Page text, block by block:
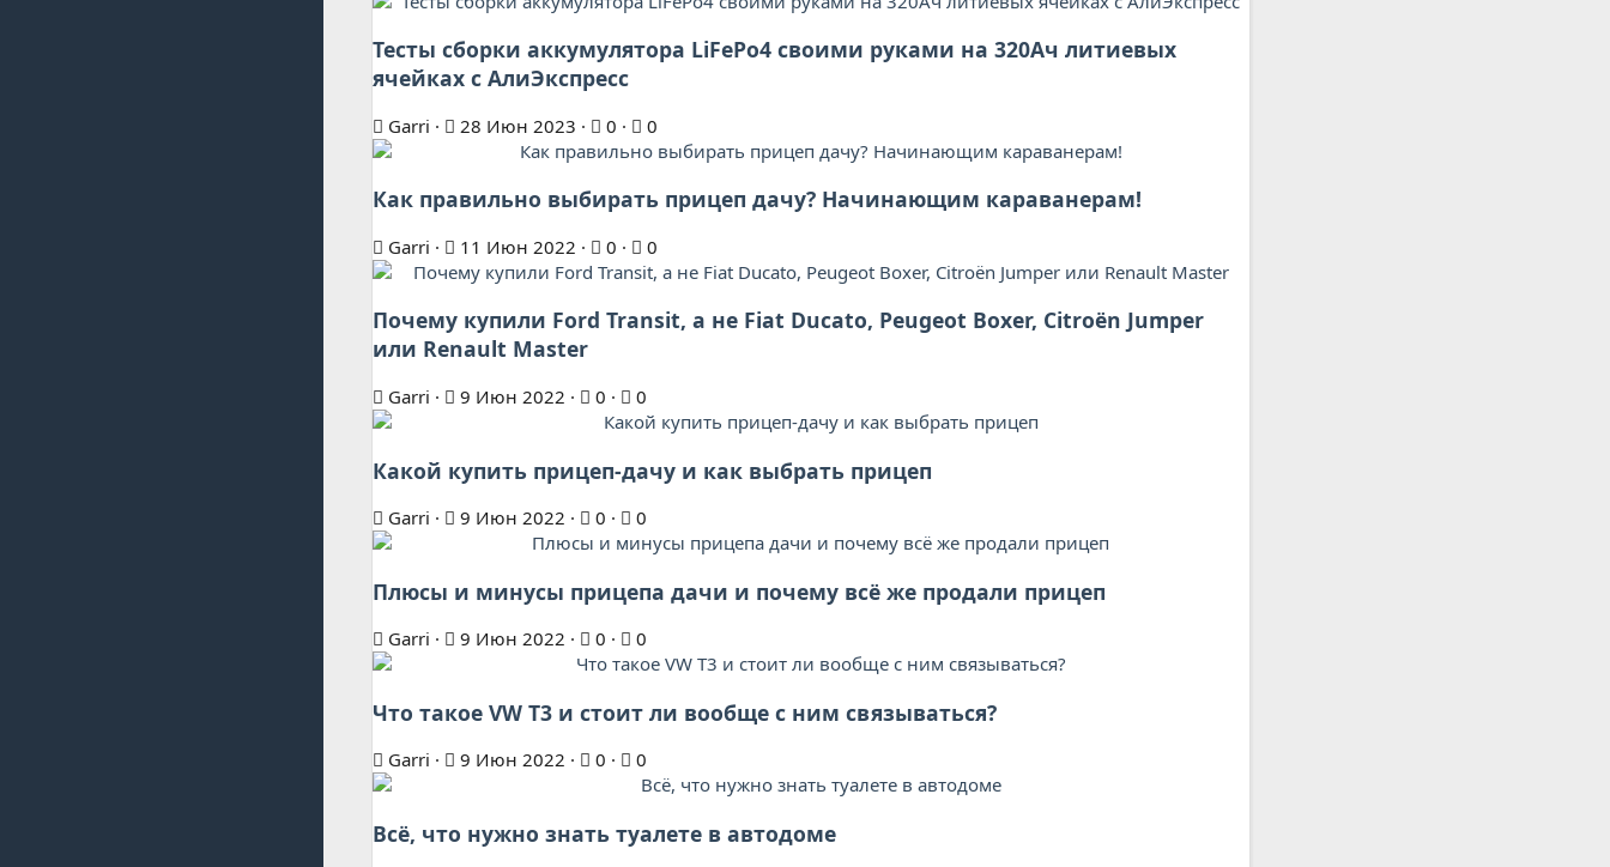
Тесты сборки аккумулятора LiFePo4 своими руками на 320Ач литиевых
ячейках с АлиЭкспресс
Garri 28 Июн 2023 0 0
Как правильно выбирать прицеп дачу? Начинающим караванерам!
Garri 11 Июн 2022 0 0
Почему купили Ford Transit, а не Fiat Ducato, Peugeot Boxer, Citroën Jumper
или Renault Master
Garri 9 Июн 2022 0 0
Какой купить прицеп-дачу и как выбрать прицеп
Garri 9 Июн 2022 0 0
Плюсы и минусы прицепа дачи и почему всё же продали прицеп
Garri 9 Июн 2022 0 0
Что такое VW T3 и стоит ли вообще с ним связываться?
Garri 9 Июн 2022 0 0
Всё, что нужно знать туалете в автодоме